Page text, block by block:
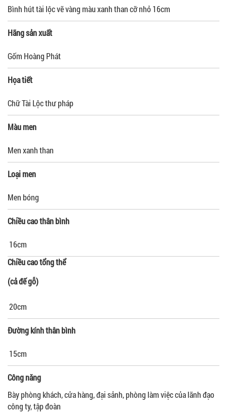
Bình hút tài lộc vẽ vàng màu xanh than cỡ nhỏ 16cm
Hãng sản xuất
Gốm Hoàng Phát
Họa tiết
Chữ Tài Lộc thư pháp
Màu men
Men xanh than
Loại men
Men bóng
Chiều cao thân bình
16cm
Chiều cao tổng thể
(cả đế gỗ)
20cm
Đường kính thân bình
15cm
Công năng
Bày phòng khách, cửa hàng, đại sảnh, phòng làm việc của lãnh đạo
công ty, tập đoàn